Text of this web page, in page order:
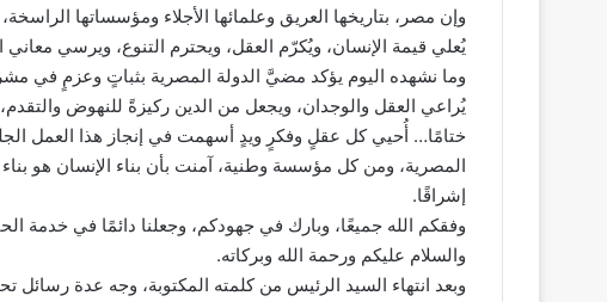
وإن مصر، بتاريخها العريق وعلمائها الأجلاء ومؤسساتها
يُعلي قيمة الإنسان، ويُكرّم العقل، ويحترم التنوع، ويرسي معاني
وما نشهده اليوم يؤكد مضيَّ الدولة المصرية بثباتٍ وعزمٍ في
يُراعي العقل والوجدان، ويجعل من الدين ركيزةً للنهوض
ختامًا… أُحيي كل عقلٍ وفكرٍ ويدٍ أسهمت في إنجاز هذا العمل
المصرية، ومن كل مؤسسة وطنية، آمنت بأن بناء الإنسان هو
إشراقًا.
وفقكم الله جميعًا، وبارك في جهودكم، وجعلنا دائمًا في خدمة
والسلام عليكم ورحمة الله وبركاته.
وبعد انتهاء السيد الرئيس من كلمته المكتوبة، وجه عدة